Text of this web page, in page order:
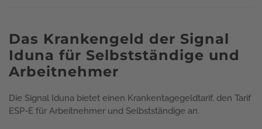
Das Krankengeld der Signal
Iduna für Selbstständige und
Arbeitnehmer
Die Signal Iduna bietet einen Krankentagegeldtarif, den Tarif
ESP-E für Arbeitnehmer und Selbstständige an.